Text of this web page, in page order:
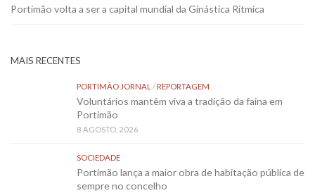
Portimão volta a ser a capital mundial da Ginástica Rítmica
MAIS RECENTES
PORTIMÃO JORNAL /REPORTAGEM
Voluntários mantêm viva a tradição da faina em
Portimão
8 AGOSTO, 2026
SOCIEDADE
Portimão lança a maior obra de habitação pública de
sempre no concelho